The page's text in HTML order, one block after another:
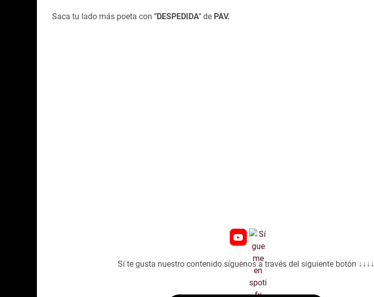
Saca tu lado más poeta con "DESPEDIDA" de PAV.
Sí te gusta nuestro contenido síguenos a través del siguiente botón ↓↓↓↓